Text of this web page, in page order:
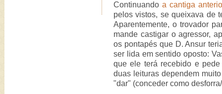
Continuando a cantiga
pelos vistos, se queixava de
Aparentemente, o trovador
mande castigar o agressor,
os pontapés que D. Ansur
ser lida em sentido oposto:
que ele terá recebido e
duas leituras dependem
"dar" (conceder como